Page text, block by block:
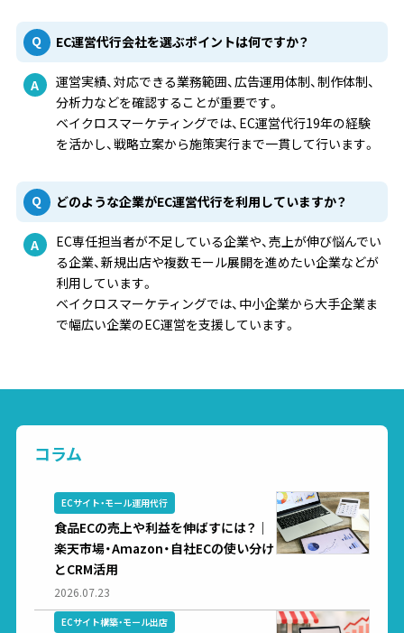
EC運営代行会社を選ぶポイントは何ですか？
運営実績、対応できる業務範囲、広告運用体制、制作体制、
分析力などを確認することが重要です。
ベイクロスマーケティングでは、EC運営代行19年の経験
を活かし、戦略立案から施策実行まで一貫して行います。
どのような企業がEC運営代行を利用していますか？
EC専任担当者が不足している企業や、売上が伸び悩んでい
る企業、新規出店や複数モール展開を進めたい企業などが
利用しています。
ベイクロスマーケティングでは、中小企業から大手企業ま
で幅広い企業のEC運営を支援しています。
コラム
ECサイト・モール運用代行
食品ECの売上や利益を伸ばすには？｜
楽天市場・Amazon・自社ECの使い分け
とCRM活用
2026.07.23
ECサイト構築・モール出店